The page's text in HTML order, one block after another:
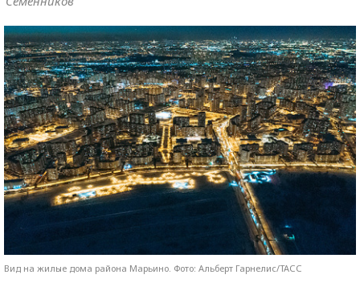
Вид на жилые дома района Марьино. Фото: Альберт Гарнелис/ТАСС